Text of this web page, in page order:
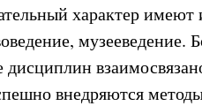
характер имеют
музееведение.
внедряются